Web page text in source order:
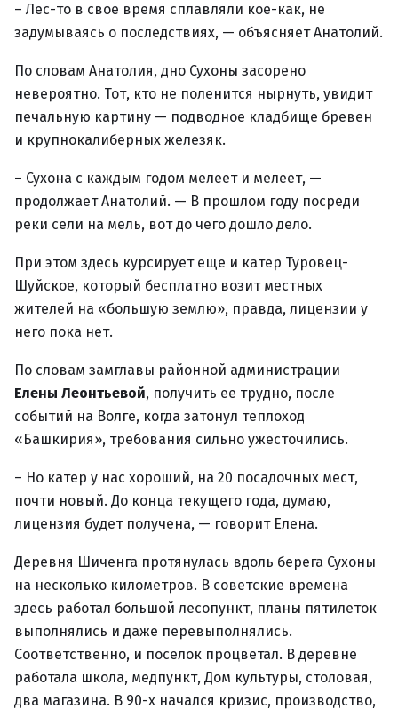
– Лес-то в свое время сплавляли кое-как, не
задумываясь о последствиях, — объясняет Анатолий.
По словам Анатолия, дно Сухоны засорено
невероятно. Тот, кто не поленится нырнуть, увидит
печальную картину — подводное кладбище бревен
и крупнокалиберных железяк.
– Сухона с каждым годом мелеет и мелеет, —
продолжает Анатолий. — В прошлом году посреди
реки сели на мель, вот до чего дошло дело.
При этом здесь курсирует еще и катер Туровец-
Шуйское, который бесплатно возит местных
жителей на «большую землю», правда, лицензии у
него пока нет.
По словам замглавы районной администрации
Елены Леонтьевой, получить ее трудно, после
событий на Волге, когда затонул теплоход
«Башкирия», требования сильно ужесточились.
– Но катер у нас хороший, на 20 посадочных мест,
почти новый. До конца текущего года, думаю,
лицензия будет получена, — говорит Елена.
Деревня Шиченга протянулась вдоль берега Сухоны
на несколько километров. В советские времена
здесь работал большой лесопункт, планы пятилеток
выполнялись и даже перевыполнялись.
Соответственно, и поселок процветал. В деревне
работала школа, медпункт, Дом культуры, столовая,
два магазина. В 90-х начался кризис, производство,